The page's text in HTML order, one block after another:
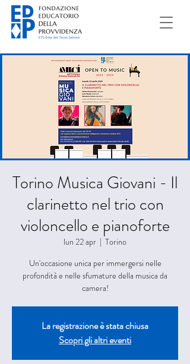
Torino Musica Giovani - Il
clarinetto nel trio con
violoncello e pianoforte
lun 22 apr
  |
Torino
Un'occasione unica per immergersi nelle
profondità e nelle sfumature della musica da
camera!
La registrazione è stata chiusa
Scopri gli altri eventi